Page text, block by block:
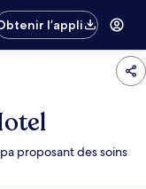
l’appli
proposant des soins